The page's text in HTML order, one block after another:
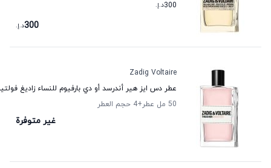
300د.إ.
300د.إ.
Zadig Voltaire
عطر دس ايز هير أندرسد أو دي بارفيوم للنساء زاديغ
50 مل عطر
+4 حجم العطر
غير متوفرة